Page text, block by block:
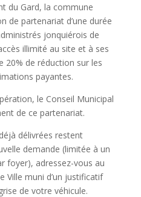
du Gard, la commune
de partenariat d’une durée
jonquiérois de
illimité au site et à ses
20% de réduction sur les
payantes.
le Conseil Municipal
de ce partenariat.
délivrées restent
demande (limitée à un
foyer), adressez-vous au
Ville muni d’un justificatif
de votre véhicule.